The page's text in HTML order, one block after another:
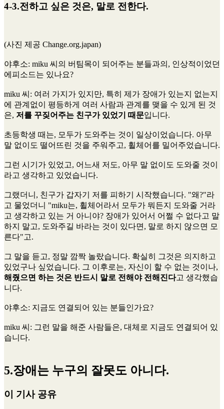
4-3.전하고 싶은 것은, 말로 전한다.
(사진 제공 Change.org.japan)
야후소: miku 씨의 버팀목이 되어주는 분들과의, 인상적이었던
에피소드는 있나요?
miku 씨 : 여러 가지가 있지만, 특히 제가 장애가 있는지 없는지
에 관계없이 평등하게 여러 사람과 관계를 맺을 수 있게 된 것
은, 저를 꾸짖어주는 친구가 있었기 때문입니다.
초등학생 때는, 모두가 도와주는 것이 일상이었습니다. 아무
말 없이도 떨어뜨린 것을 주워주고, 휠체어를 밀어주었습니다.
그런 시기가 있었고, 어느새 저도, 아무 말 없이도 도와줄 것이
라고 생각하고 있었습니다.
그랬더니, 친구가 갑자기 저를 피하기 시작했습니다. "왜?"라
고 물었더니 "miku는, 휠체어라서 모두가 뭐든지 도와줄 거라
고 생각하고 있는 거 아니야? 장애가 있어서 어쩔 수 없다고 말
하지 말고, 도와주길 바라는 것이 있다면, 말로 하지 않으면 모
른다"고.
그 말을 듣고, 정말 깜짝 놀랐습니다. 확실히 그것은 의지하고
있었구나 싶었습니다. 그 이후로는, 자신이 할 수 없는 것이나,
해줬으면 하는 것은 반드시 말로 전해야 전해진다고 생각했습
니다.
야후소: 지금도 연결되어 있는 분들인가요?
miku 씨 : 그런 말을 해준 사람들은, 대체로 지금도 연결되어 있
습니다.
5.장애는 누구의 잘못도 아니다.
이 기사 공유